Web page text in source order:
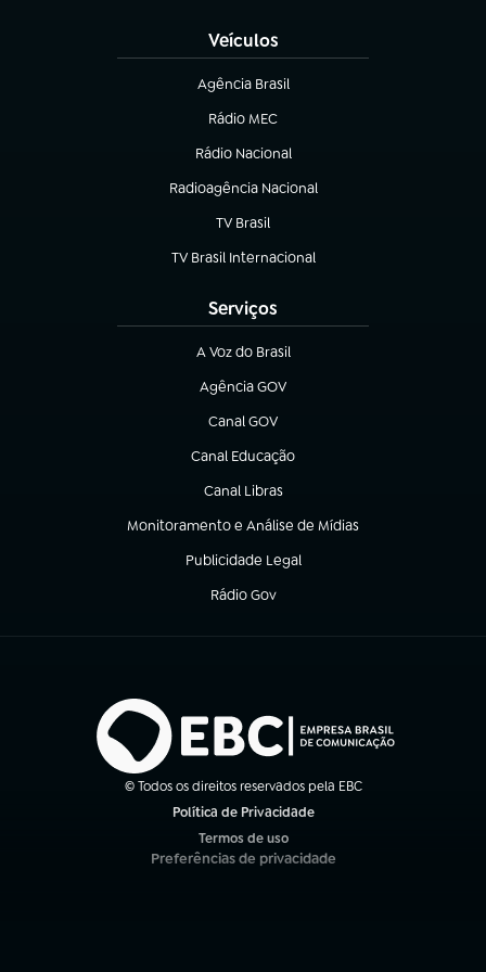
Veículos
Agência Brasil
(abre em nova aba)
Rádio MEC
(abre em nova aba)
Rádio Nacional
Radioagência Nacional
(abre em nova aba)
TV Brasil
(abre em nova aba)
TV Brasil Internacional
(abre em nova aba)
Serviços
A Voz do Brasil
(abre em nova aba)
Agência GOV
(abre em nova aba)
Canal GOV
(abre em nova aba)
Canal Educação
(abre em nova aba)
Canal Libras
(abre em nova aba)
Monitoramento e Análise de Mídias
(abre em nova aba)
Publicidade Legal
(abre em nova aba)
Rádio Gov
(abre em nova aba)
© Todos os direitos reservados pela EBC
Política de Privacidade
Termos de uso
(abre em nova aba)
Preferências de privacidade